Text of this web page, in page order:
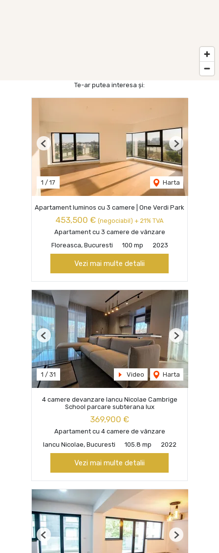
Te-ar putea interesa și:
1 / 17 Harta
Previous Next
Apartament luminos cu 3 camere | One Verdi Park
453,500 € (negociabil) + 21% TVA
Apartament cu 3 camere de vânzare
Floreasca, Bucuresti
100 mp 2023
Vezi mai multe detalii
1 / 31 Video Harta
Previous Next
4 camere devanzare Iancu Nicolae Cambrige
School parcare subterana lux
369,900 €
Apartament cu 4 camere de vânzare
Iancu Nicolae, Bucuresti
105.8 mp 2022
Vezi mai multe detalii
Previous Next